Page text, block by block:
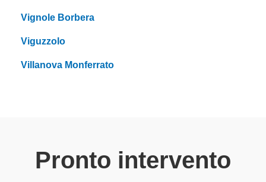
Vignole Borbera
Viguzzolo
Villanova Monferrato
Pronto intervento